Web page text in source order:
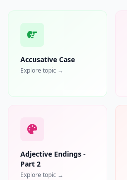
Accusative Case
Explore topic →
Adjective Endings -
Part 2
Explore topic →